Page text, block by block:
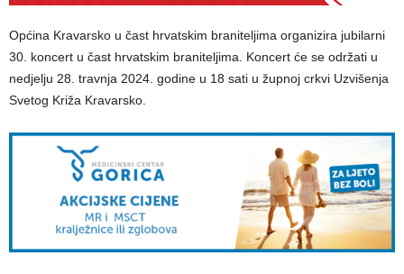
Općina Kravarsko u čast hrvatskim braniteljima organizira jubilarni
30. koncert u čast hrvatskim braniteljima. Koncert će se održati u
nedjelju 28. travnja 2024. godine u 18 sati u župnoj crkvi Uzvišenja
Svetog Križa Kravarsko.